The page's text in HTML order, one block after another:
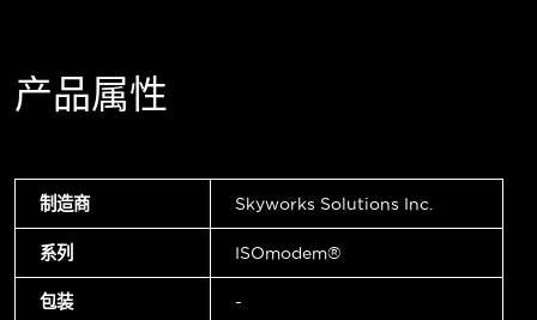
产品属性
制造商 Skyworks Solutions Inc.
系列 ISOmodem®
包装 -